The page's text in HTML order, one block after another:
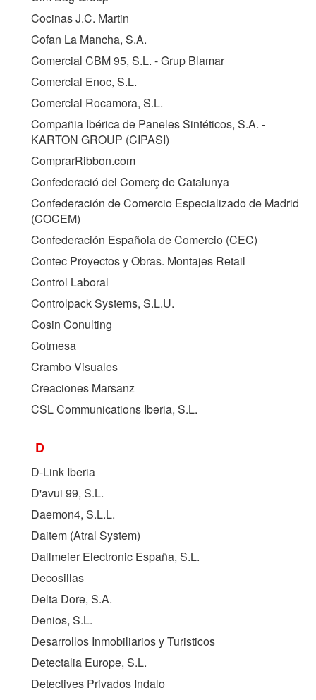
Cocinas J.C. Martin
Cofan La Mancha, S.A.
Comercial CBM 95, S.L. - Grup Blamar
Comercial Enoc, S.L.
Comercial Rocamora, S.L.
Compañia Ibérica de Paneles Sintéticos, S.A. -
KARTON GROUP (CIPASI)
ComprarRibbon.com
Confederació del Comerç de Catalunya
Confederación de Comercio Especializado de Madrid
(COCEM)
Confederación Española de Comercio (CEC)
Contec Proyectos y Obras. Montajes Retail
Control Laboral
Controlpack Systems, S.L.U.
Cosin Conulting
Cotmesa
Crambo Visuales
Creaciones Marsanz
CSL Communications Iberia, S.L.
D
D-Link Iberia
D'avui 99, S.L.
Daemon4, S.L.L.
Daitem (Atral System)
Dallmeier Electronic España, S.L.
Decosillas
Delta Dore, S.A.
Denios, S.L.
Desarrollos Inmobiliarios y Turisticos
Detectalia Europe, S.L.
Detectives Privados Indalo